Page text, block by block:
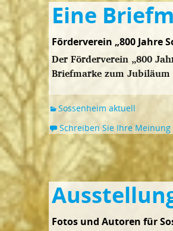
Eine
Förderverein „800 Jahre
Der Förderverein „800
Briefmarke zum
Sossenheim aktuell
Schreiben Sie Ihre
Fotos und Autoren für